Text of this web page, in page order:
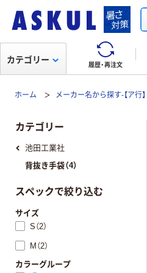
履歴・再注文
カテゴリー
ホーム メーカー名から探す-【ア行】
カテゴリー
池田工業社
背抜き手袋（4）
スペックで絞り込む
サイズ
S（2）
M（2）
カラーグループ